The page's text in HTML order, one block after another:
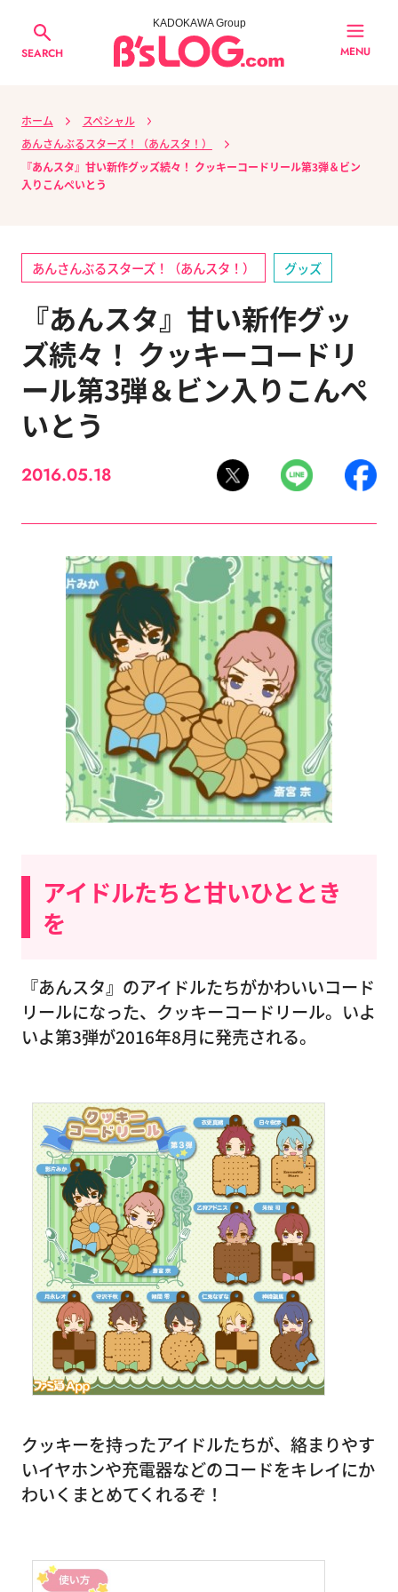
SEARCH
KADOKAWA Group
MENU
ホーム
スペシャル
あんさんぶるスターズ！（あんスタ！）
『あんスタ』甘い新作グッズ続々！ クッキーコードリール第3弾＆ビン
入りこんぺいとう
あんさんぶるスターズ！（あんスタ！） グッズ
『あんスタ』甘い新作グッ
ズ続々！ クッキーコードリ
ール第3弾＆ビン入りこんぺ
いとう
2016.05.18
アイドルたちと甘いひととき
を
『あんスタ』のアイドルたちがかわいいコード
リールになった、クッキーコードリール。いよ
いよ第3弾が2016年8月に発売される。
クッキーを持ったアイドルたちが、絡まりやす
いイヤホンや充電器などのコードをキレイにか
わいくまとめてくれるぞ！